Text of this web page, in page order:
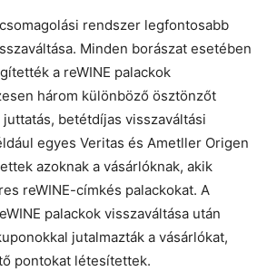
rendszer legfontosabb
Minden borászat esetében
a reWINE palackok
három különböző ösztönzőt
betétdíjas visszaváltási
egyes Veritas és Ametller Origen
azoknak a vásárlóknak, akik
reWINE-címkés palackokat. A
palackok visszaváltása után
jutalmazták a vásárlókat,
pontokat létesítettek.